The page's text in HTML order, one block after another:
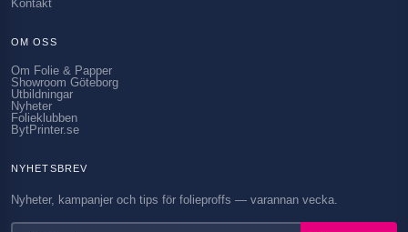
Kontakt
OM OSS
Om Folie & Papper
Showroom Göteborg
Utbildningar
Nyheter
Folieklubben
BytPrinter.se
NYHETSBREV
Nyheter, kampanjer och tips för folieproffs — varannan vecka.